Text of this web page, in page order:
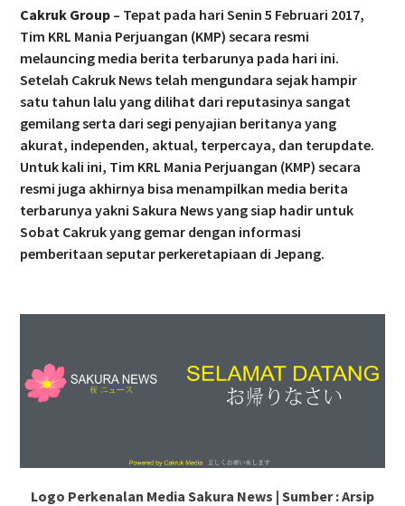
Cakruk Group– Tepat pada hari Senin 5 Februari 2017,
Tim KRL Mania Perjuangan (KMP) secara resmi
melauncing media berita terbarunya pada hari ini.
Setelah Cakruk News telah mengundara sejak hampir
satu tahun lalu yang dilihat dari reputasinya sangat
gemilang serta dari segi penyajian beritanya yang
akurat, independen, aktual, terpercaya, dan terupdate.
Untuk kali ini, Tim KRL Mania Perjuangan (KMP) secara
resmi juga akhirnya bisa menampilkan media berita
terbarunya yakni Sakura News yang siap hadir untuk
Sobat Cakruk yang gemar dengan informasi
pemberitaan seputar perkeretapiaan di Jepang.
Logo Perkenalan Media Sakura News | Sumber : Arsip